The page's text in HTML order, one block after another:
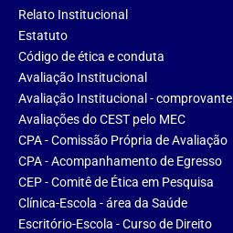
Relato Institucional
Estatuto
Código de ética e conduta
Avaliação Institucional
Avaliação Institucional - comprovante
Avaliações do CEST pelo MEC
CPA - Comissão Própria de Avaliação
CPA - Acompanhamento de Egresso
CEP - Comitê de Ética em Pesquisa
Clínica-Escola - área da Saúde
Escritório-Escola - Curso de Direito